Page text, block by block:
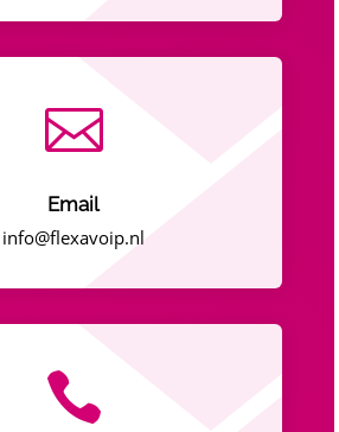

Email
info@flexavoip.nl
